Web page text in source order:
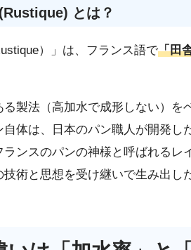
とは？
）」は、フランス語で「田
製法（高加水で成形しない）を
体は、日本のパン職人が開発し
ンスのパンの神様と呼ばれるレ
術と思想を受け継いで生み出し